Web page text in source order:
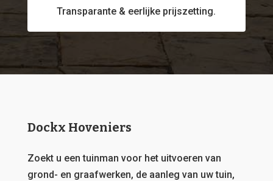
Transparante & eerlijke prijszetting.
Dockx Hoveniers
Zoekt u een tuinman voor het uitvoeren van
grond- en graafwerken, de aanleg van uw tuin,